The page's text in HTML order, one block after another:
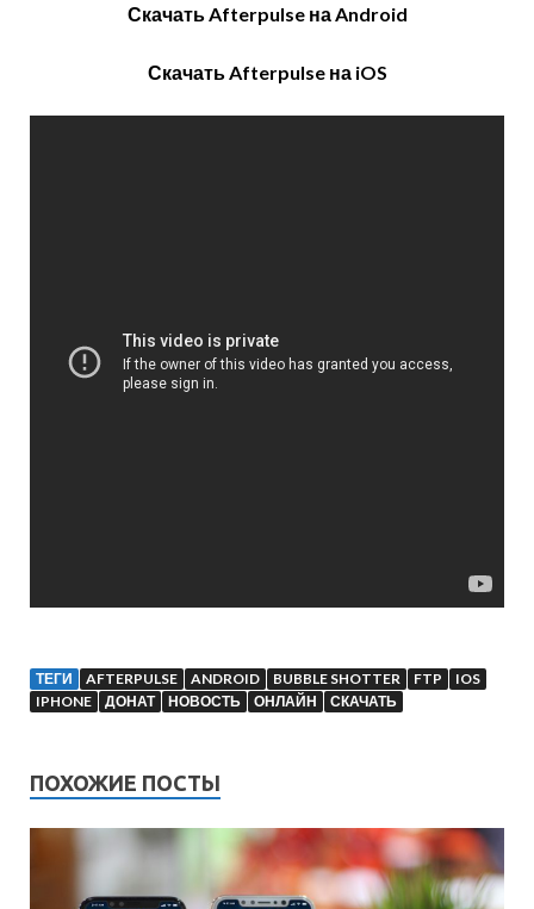
Скачать Afterpulse наAndroid
Скачать Afterpulse на iOS
ТЕГИ AFTERPULSE ANDROID BUBBLE SHOTTER FTP
IOS
IPHONE
ДОНАТ НОВОСТЬ ОНЛАЙН СКАЧАТЬ
ПОХОЖИЕ ПОСТЫ